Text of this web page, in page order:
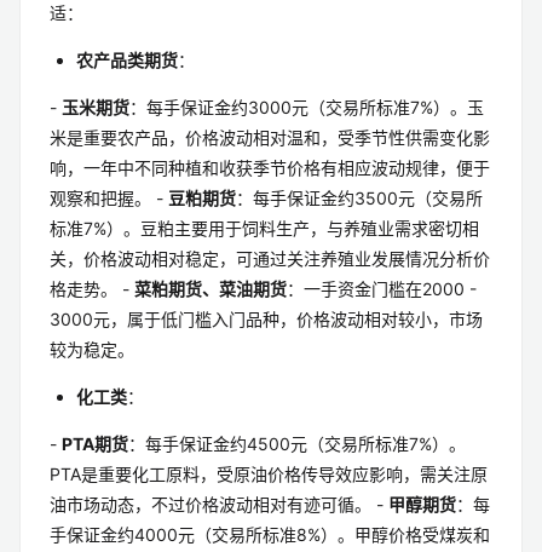
适：
农产品类期货：
- 玉米期货：每手保证金约3000元（交易所标准7%）。玉
米是重要农产品，价格波动相对温和，受季节性供需变化影
响，一年中不同种植和收获季节价格有相应波动规律，便于
观察和把握。 - 豆粕期货：每手保证金约3500元（交易所
标准7%）。豆粕主要用于饲料生产，与养殖业需求密切相
关，价格波动相对稳定，可通过关注养殖业发展情况分析价
格走势。 - 菜粕期货、菜油期货：一手资金门槛在2000 -
3000元，属于低门槛入门品种，价格波动相对较小，市场
较为稳定。
化工类：
- PTA期货：每手保证金约4500元（交易所标准7%）。
PTA是重要化工原料，受原油价格传导效应影响，需关注原
油市场动态，不过价格波动相对有迹可循。 - 甲醇期货：每
手保证金约4000元（交易所标准8%）。甲醇价格受煤炭和